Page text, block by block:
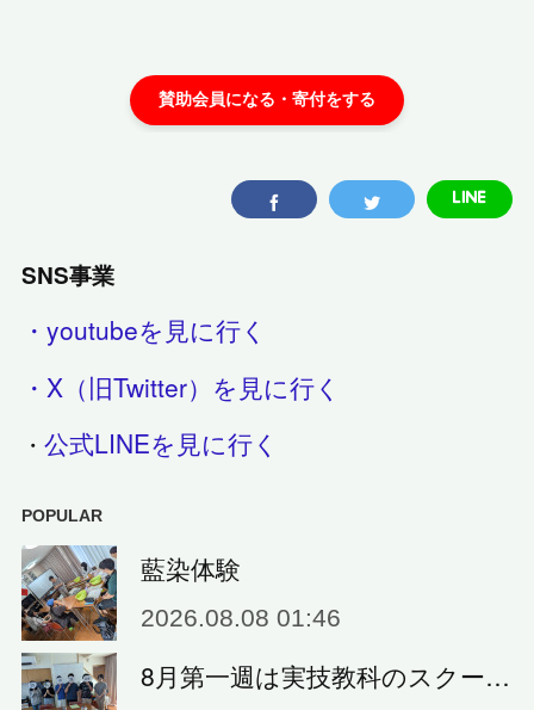
SNS事業
・youtubeを見に行く
・X（旧Twitter）を見に行く
・公式LINEを見に行く
POPULAR
藍染体験
2026.08.08 01:46
8月第一週は実技教科のスクー…